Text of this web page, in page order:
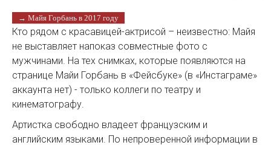
→ Майя Горбань в 2017 году
Кто рядом с красавицей-актрисой – неизвестно: Майя
не выставляет напоказ совместные фото с
мужчинами. На тех снимках, которые появляются на
странице Майи Горбань в «Фейсбуке» (в «Инстаграме»
аккаунта нет) - только коллеги по театру и
кинематографу.
Артистка свободно владеет французским и
английским языками. По непроверенной информации в